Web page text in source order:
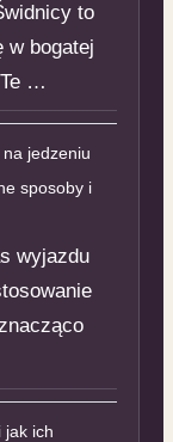
to
w bogatej
…
jedzeniu
sposoby i
wyjazdu
jak ich